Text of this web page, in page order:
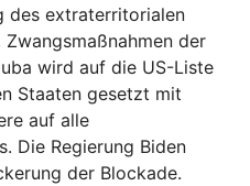
des extraterritorialen
der
wird auf die US-Liste
Staaten gesetzt mit
auf alle
Die Regierung Biden
der Blockade.